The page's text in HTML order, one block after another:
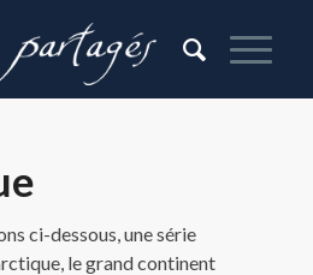
ci-dessous, une série
le grand continent